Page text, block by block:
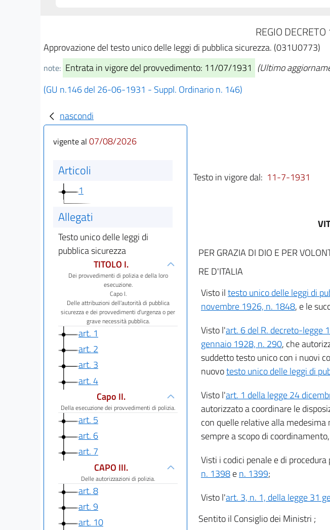
REGIO
Approvazione del testo unico delle leggi di pubblica sicurezza. (031U0773)
note: Entrata in vigore del provvedimento: 11/07/1931 (Ultimo
(GU n.146 del 26-06-1931 - Suppl. Ordinario n. 146)
nascondi
vigente al 07/08/2026
Articoli
1
Allegati
Testo unico delle leggi di
pubblica sicurezza
TITOLO I.
Dei provvedimenti di polizia e della loro
esecuzione.
Capo I.
Delle attribuzioni dell'autorità di pubblica
sicurezza e dei provvedimenti d'urgenza o per
grave necessità pubblica.
art. 1
art. 2
art. 3
art. 4
Capo II.
Della esecuzione dei provvedimenti di polizia.
art. 5
art. 6
art. 7
CAPO III.
Delle autorizzazioni di polizia.
art. 8
art. 9
art. 10
Testo in vigore dal: 11-7-1931
PER GRAZIA DI DIO E PER
RE D'ITALIA
Visto iltesto unico delle leggi di
novembre 1926, n. 1848, e le
Visto l'art. 6 del R. decreto-legge
gennaio 1928, n. 290, che
suddetto testo unico con i nuovi
nuovotesto unico delle leggi di
Visto l'art. 1 della legge 24
autorizzato a coordinare le
con quelle relative alla
sempre a scopo di
Visti i codici penale e di
n. 1398en. 1399;
Visto l'art. 3, n. 1, della legge 31
Sentito il Consiglio dei Ministri ;